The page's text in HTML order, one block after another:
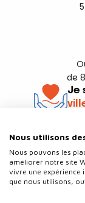
de
Je
Nous utilisons
Nous pouvons les
améliorer notre site
vivre une expérience
que nous utilisons,